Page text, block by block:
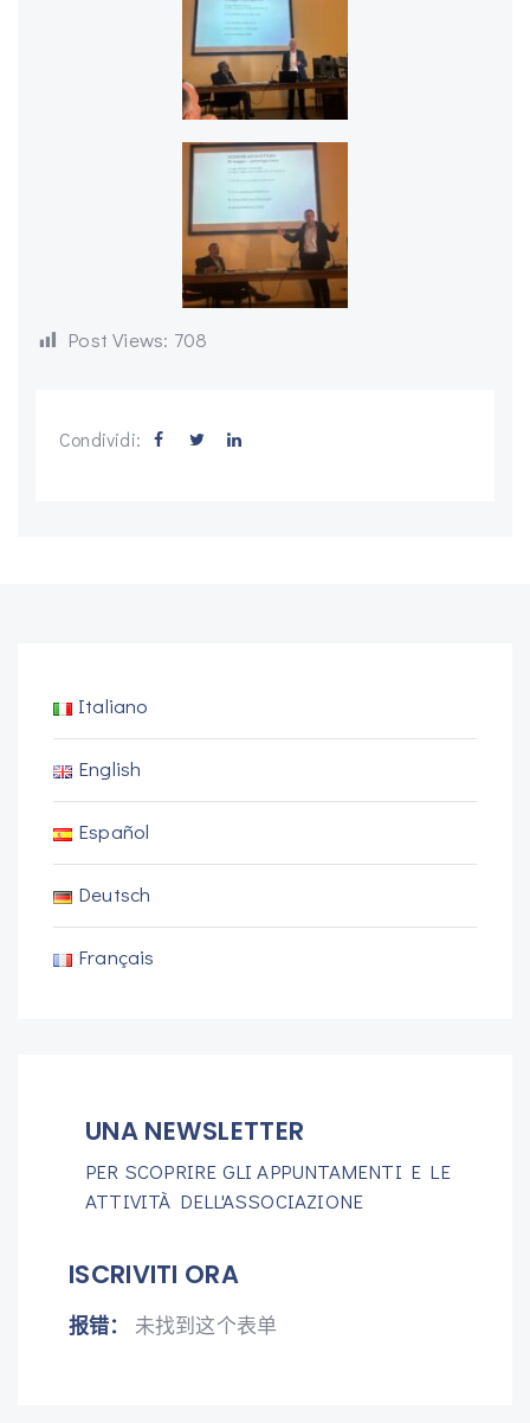
Post Views: 708
Condividi:
Italiano
English
Español
Deutsch
Français
UNA NEWSLETTER
PER SCOPRIRE GLI APPUNTAMENTI E LE
ATTIVITÀ DELL'ASSOCIAZIONE
ISCRIVITI ORA
报错： 未找到这个表单